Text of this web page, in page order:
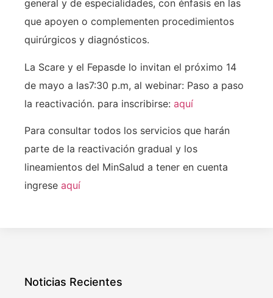
general y de especialidades, con énfasis en las
que apoyen o complementen procedimientos
quirúrgicos y diagnósticos.
La Scare y el Fepasde lo invitan el próximo 14
de mayo a las7:30 p.m, al webinar: Paso a paso
la reactivación. para inscribirse: aquí
Para consultar todos los servicios que harán
parte de la reactivación gradual y los
lineamientos del MinSalud a tener en cuenta
ingrese aquí
Noticias Recientes